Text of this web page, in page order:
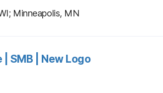
Minneapolis, MN
SMB | New Logo